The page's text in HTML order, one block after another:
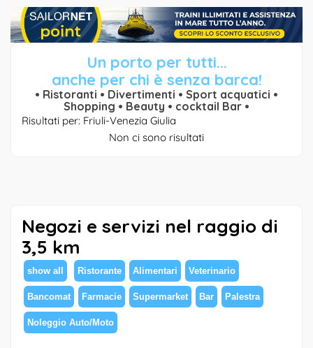
Un porto per tutti...
anche per chi è senza barca!
• Ristoranti • Divertimenti • Sport acquatici •
Shopping • Beauty • cocktail Bar •
Risultati per: Friuli-Venezia Giulia
Non ci sono risultati
Negozi e servizi nel raggio di
3,5 km
show all Ristorante Alimentari Veterinario
Bancomat Farmacie Supermarket Bar Palestra
Noleggio Auto/Moto